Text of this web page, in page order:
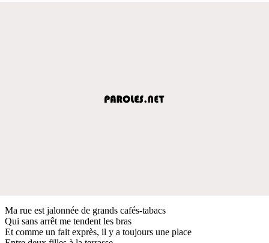
Ma rue est jalonnée de grands cafés-tabacs
Qui sans arrêt me tendent les bras
Et comme un fait exprès, il y a toujours une place